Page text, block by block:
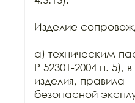
Изделие
а) техническим
Р 52301-2004 п.
изделия, правила
безопасной